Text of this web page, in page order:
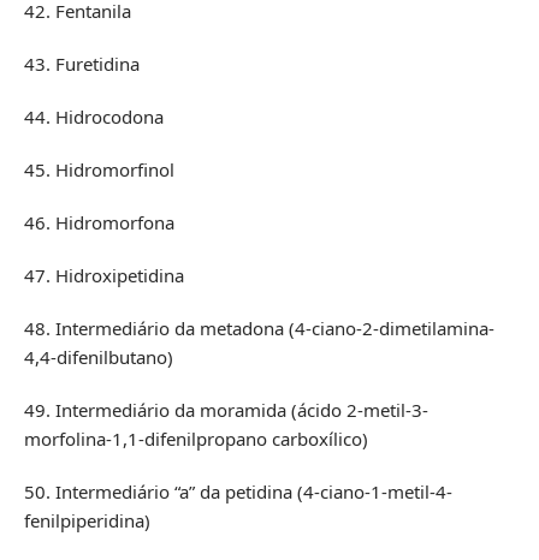
42. Fentanila
43. Furetidina
44. Hidrocodona
45. Hidromorfinol
46. Hidromorfona
47. Hidroxipetidina
48. Intermediário da metadona (4-ciano-2-dimetilamina-
4,4-difenilbutano)
49. Intermediário da moramida (ácido 2-metil-3-
morfolina-1,1-difenilpropano carboxílico)
50. Intermediário “a” da petidina (4-ciano-1-metil-4-
fenilpiperidina)